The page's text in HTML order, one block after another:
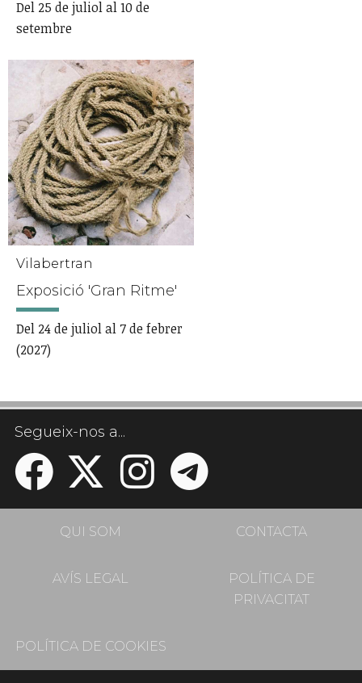
Del 25 de juliol al 10 de
setembre
Vilabertran
Exposició 'Gran Ritme'
Del 24 de juliol al 7 de febrer
(2027)
Segueix-nos a...
QUI SOM CONTACTA
AVÍS LEGAL
POLÍTICA DE
PRIVACITAT
POLÍTICA DE COOKIES